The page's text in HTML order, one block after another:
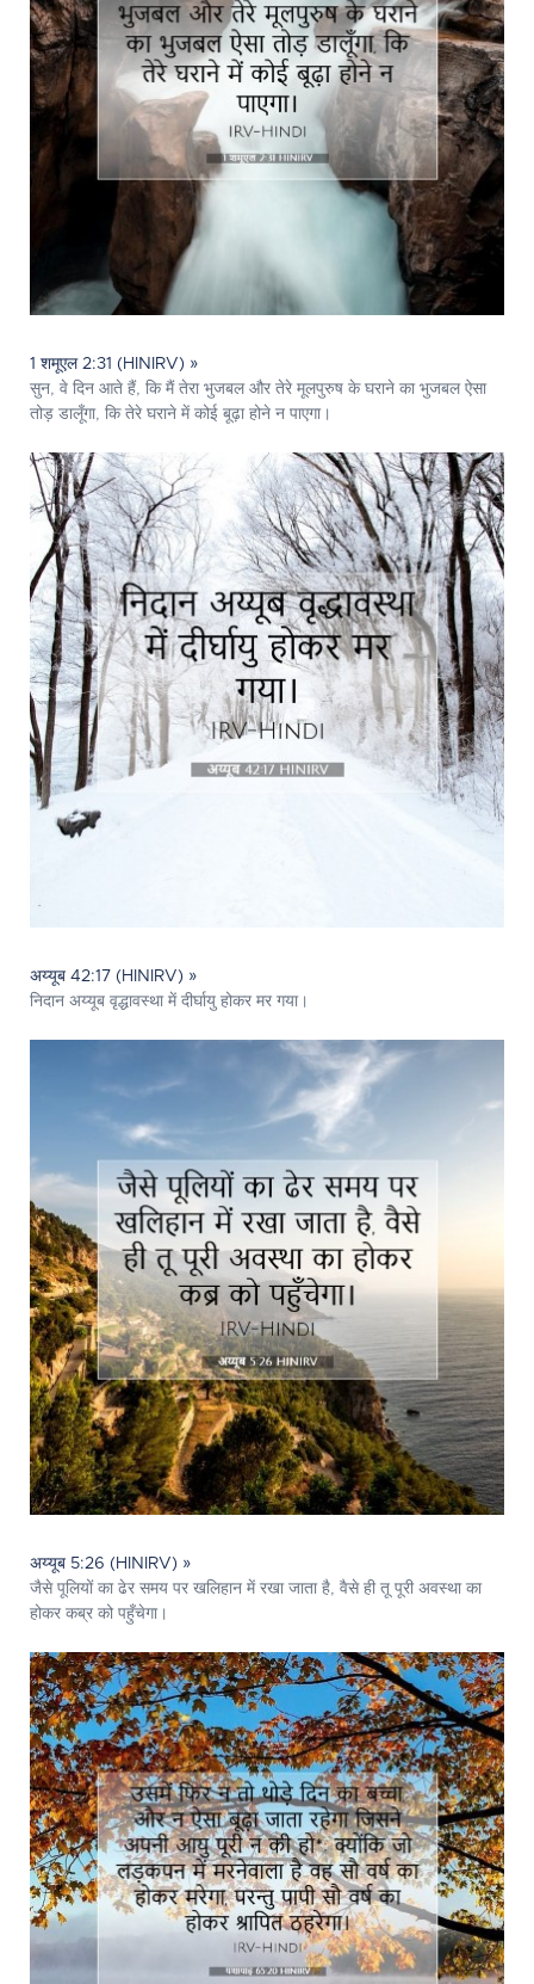
1 शमूएल 2:31 (HINIRV) »
सुन, वे दिन आते हैं, कि मैं तेरा भुजबल और तेरे मूलपुरुष के घराने का भुजबल ऐसा
तोड़ डालूँगा, कि तेरे घराने में कोई बूढ़ा होने न पाएगा।
अय्यूब 42:17 (HINIRV) »
निदान अय्यूब वृद्धावस्था में दीर्घायु होकर मर गया।
अय्यूब 5:26 (HINIRV) »
जैसे पूलियों का ढेर समय पर खलिहान में रखा जाता है, वैसे ही तू पूरी अवस्था का
होकर कब्र को पहुँचेगा।